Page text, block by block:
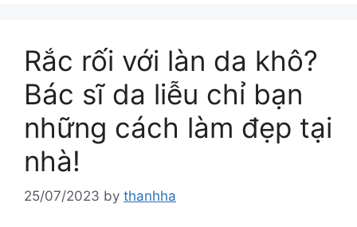
Rắc rối với làn da khô?
Bác sĩ da liễu chỉ bạn
những cách làm đẹp tại
nhà!
25/07/2023 by thanhha